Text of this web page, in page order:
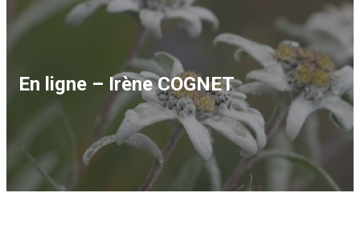
En ligne – Irène COGNET